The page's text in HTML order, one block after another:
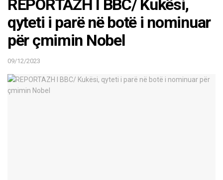
REPORTAZH I BBC/ Kukësi,
qyteti i parë në botë i nominuar
për çmimin Nobel
09/12/2023